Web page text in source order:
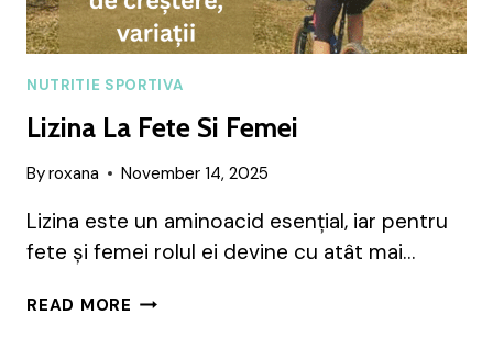
NUTRITIE SPORTIVA
Lizina La Fete Si Femei
Byroxana November 14, 2025
Lizina este un aminoacid esențial, iar pentru
fete și femei rolul ei devine cu atât mai…
READ MORE LIZINA